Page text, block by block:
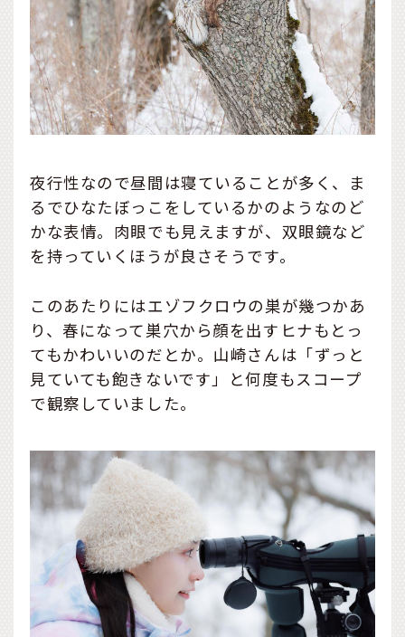
夜行性なので昼間は寝ていることが多く、ま
るでひなたぼっこをしているかのようなのど
かな表情。肉眼でも見えますが、双眼鏡など
を持っていくほうが良さそうです。
このあたりにはエゾフクロウの巣が幾つかあ
り、春になって巣穴から顔を出すヒナもとっ
てもかわいいのだとか。山崎さんは「ずっと
見ていても飽きないです」と何度もスコープ
で観察していました。